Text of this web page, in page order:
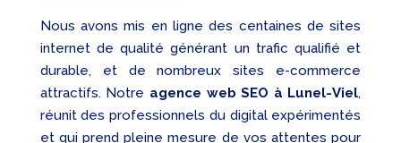
Nous avons mis en ligne des centaines de sites
internet de qualité générant un trafic qualifié et
durable, et de nombreux sites e-commerce
attractifs. Notre agence web SEO à Lunel-Viel,
réunit des professionnels du digital expérimentés
et qui prend pleine mesure de vos attentes pour